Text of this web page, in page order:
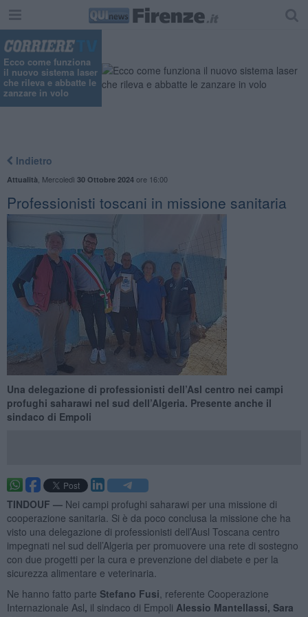
Ecco come funziona
il nuovo sistema laser
che rileva e abbatte le
zanzare in volo
Indietro
Attualità Mercoledì 30 Ottobre 2024ore 16:00
Professionisti toscani in missione sanitaria
Una delegazione di professionisti dell’Asl centro nei campi
profughi saharawi nel sud dell’Algeria. Presente anche il
sindaco di Empoli
TINDOUF — Nei campi profughi saharawi per una missione di
cooperazione sanitaria. Si è da poco conclusa la missione che ha
visto una delegazione di professionisti dell’Ausl Toscana centro
impegnati nel sud dell’Algeria per promuovere una rete di sostegno
con due progetti per la cura e prevenzione del diabete e per la
sicurezza alimentare e veterinaria.
Ne hanno fatto parte Stefano Fusi , referente Cooperazione
Internazionale Asl, il sindaco di Empoli Alessio Mantellassi, Sara